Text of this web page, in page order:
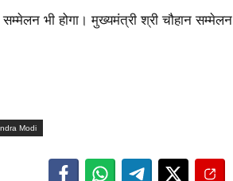
भी होगा। मुख्यमंत्री श्री चौहान सम्मेलन
Modi